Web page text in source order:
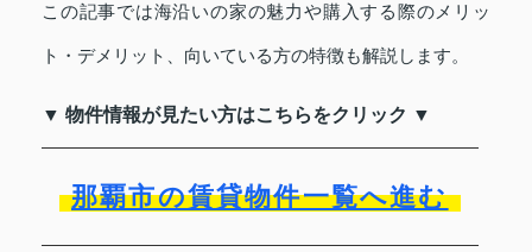
この記事では海沿いの家の魅力や購入する際のメリッ
ト・デメリット、向いている方の特徴も解説します。
▼ 物件情報が見たい方はこちらをクリック ▼
那覇市の賃貸物件一覧へ進む